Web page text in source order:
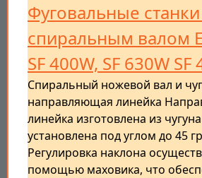
Фуговальные
спиральным валом
SF 400W, SF 630W SF
Спиральный ножевой вал и
направляющая линейка
линейка изготовлена из
установлена под углом до 45
Регулировка наклона
помощью маховика, что